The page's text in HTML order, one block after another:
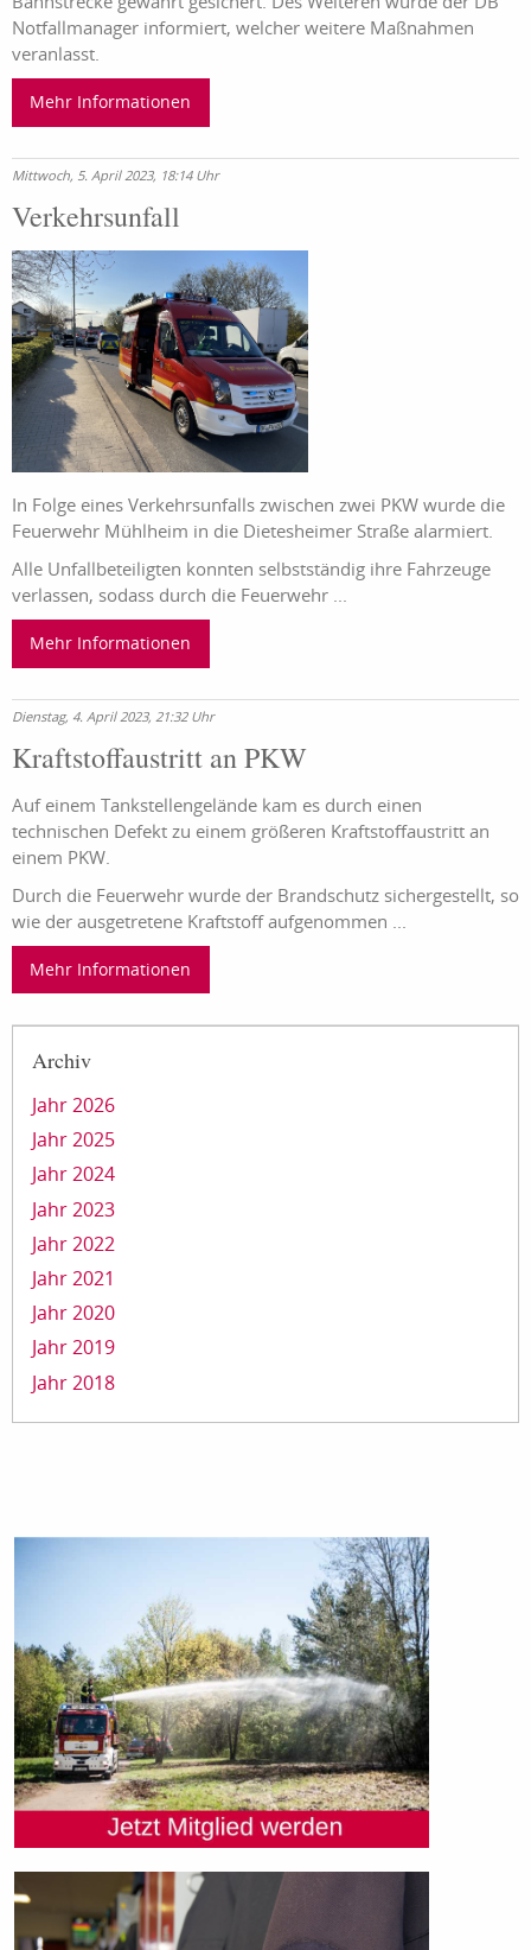
Notfallmanager informiert, welcher weitere Maßnahmen
veranlasst.
Mehr Informationen
Mittwoch, 5. April 2023, 18:14 Uhr
Verkehrsunfall
In Folge eines Verkehrsunfalls zwischen zwei PKW wurde die
Feuerwehr Mühlheim in die Dietesheimer Straße alarmiert.
Alle Unfallbeteiligten konnten selbstständig ihre Fahrzeuge
verlassen, sodass durch die Feuerwehr ...
Mehr Informationen
Dienstag, 4. April 2023, 21:32 Uhr
Kraftstoffaustritt an PKW
Auf einem Tankstellengelände kam es durch einen
technischen Defekt zu einem größeren Kraftstoffaustritt an
einem PKW.
Durch die Feuerwehr wurde der Brandschutz sichergestellt, so
wie der ausgetretene Kraftstoff aufgenommen ...
Mehr Informationen
Archiv
Jahr 2026
Jahr 2025
Jahr 2024
Jahr 2023
Jahr 2022
Jahr 2021
Jahr 2020
Jahr 2019
Jahr 2018